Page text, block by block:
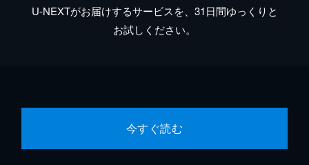
U-NEXTがお届けするサービスを、31日間ゆっくりと
お試しください。
今すぐ読む